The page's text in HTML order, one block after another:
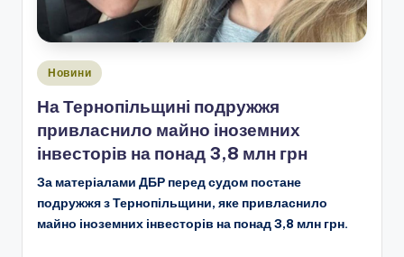
Опубліковано
Новини
На Тернопільщині подружжя
привласнило майно іноземних
інвесторів на понад 3,8 млн грн
За матеріалами ДБР перед судом постане
подружжя з Тернопільщини, яке привласнило
майно іноземних інвесторів на понад 3,8 млн грн.